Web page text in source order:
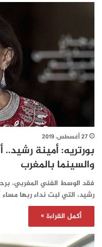
27 أغسطس، 2019
بورتريه: أمينة رشيد..
والسينما بالمغرب
فقد الوسط الفني المغربي،
رشيد، التي لبت نداء ربها
أكمل القراءة »